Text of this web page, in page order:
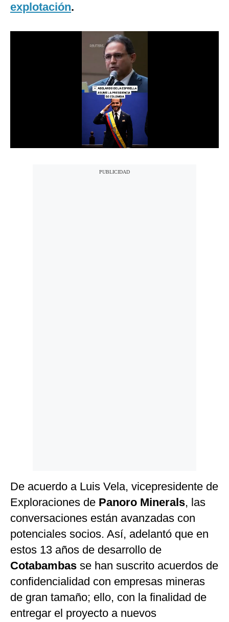
Internacional
Tecnología
explotación.
De acuerdo a Luis Vela, vicepresidente de
Exploraciones de Panoro Minerals, las
conversaciones están avanzadas con
potenciales socios. Así, adelantó que en
estos 13 años de desarrollo de
Cotabambas se han suscrito acuerdos de
confidencialidad con empresas mineras
de gran tamaño; ello, con la finalidad de
entregar el proyecto a nuevos